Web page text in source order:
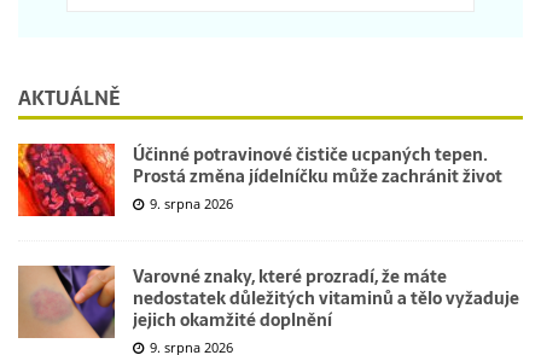
AKTUÁLNĚ
Účinné potravinové čističe ucpaných tepen.
Prostá změna jídelníčku může zachránit život
9. srpna 2026
Varovné znaky, které prozradí, že máte
nedostatek důležitých vitaminů a tělo vyžaduje
jejich okamžité doplnění
9. srpna 2026